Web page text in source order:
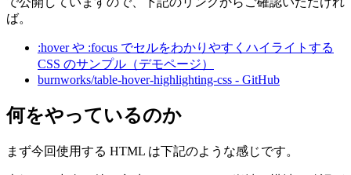
ば。
:hover や :focus でセルをわかりやすくハイライトする
CSS のサンプル（デモページ）
burnworks/table-hover-highlighting-css - GitHub
何をやっているのか
まず今回使用する HTML は下記のような感じです。